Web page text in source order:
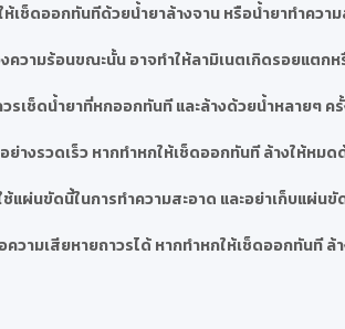
เช็ดออกทันทีด้วยน้ำยาล้างจาน หรือน้ำยาทำควา
ความร้อนขณะนั้น อาจทำให้ลามิเนตเกิดรอยแตก
รเช็ดน้ำยาที่หกออกทันที และล้างด้วยน้ำหลายๆ ค
างรวดเร็ว หากทำหกให้เช็ดออกทันที ล้างให้หม
นขัดนี้ในการทำความสะอาด และอย่าเก็บแผ่นขั
ามเสียหายถาวรได้ หากทำหกให้เช็ดออกทันที